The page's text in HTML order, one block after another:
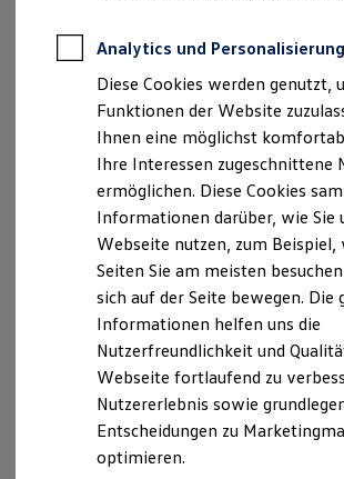
Zertifizierte
Für Privatkunden
Für Gewerbekunden
Leasing
Für Privatkunden
Für Gewerbekunden
Versicherungen & Garantien
Garantien
Kfz-Versicherung für
Restschuldversicherung
Wartungsverträge
Besitzer & Service
Reparatur & Service
Sommer-Special
Reparatur, Pflege &
Servicetermin anfragen
Service-Vorteile bei
ServicePlus
Economy Service
Räder & Reifen Service
Ersatzfahrzeuge
Kraftstoffeffizienz
Je weniger Widerstand Ihre Reifen beim
müssen, desto weniger Energie braucht
Nutzfahrzeug. Mit einem Benzin- oder
Sie dadurch zusätzlich einige Gramm CO
zwischen Klasse A und E bei 1.000 km bis
Analytics und Personalisierung
Diese Cookies werden genutzt,
Funktionen der Website
Ihnen eine möglichst
Ihre Interessen zugeschnittene
ermöglichen. Diese Cookies
Informationen darüber, wie Sie
Webseite nutzen, zum Beispiel,
Seiten Sie am meisten
sich auf der Seite bewegen. Die
Informationen helfen uns die
Nutzerfreundlichkeit und
Webseite fortlaufend zu
Nutzererlebnis sowie
Entscheidungen zu
optimieren.